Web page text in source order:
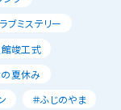
ブミステリー
館竣工式
夏休み
＃ふじのやま